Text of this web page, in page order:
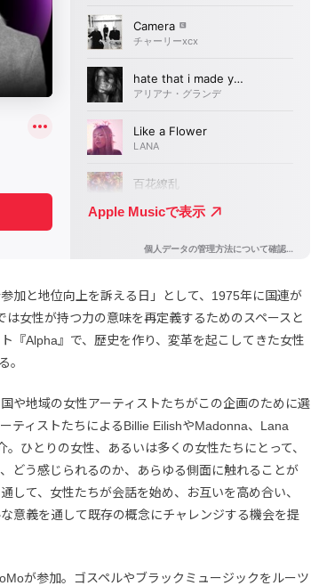
加と地位向上を訴える日」として、1975年に国連が
女性が持つ力の意味を再定義するためのスペースと
『Alpha』で、歴史を作り、変革を起こしてきた女性
。
や地域の女性アーティストたちがこの企画のために選
ティストたちによるBillie EilishやMadonna、Lana
ひとりの女性、あるいは多くの女性たちにとって、
どう感じられるのか、あらゆる側面に触れることが
して、女性たちが会話を始め、お互いを高め合い、
意義を通して既存の概念にチャレンジする機会を提
が参加。ゴスペルやブラックミュージックをルーツ